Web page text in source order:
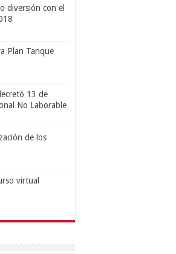
diversión con el
Plan Tanque
13 de
No Laborable
de los
virtual